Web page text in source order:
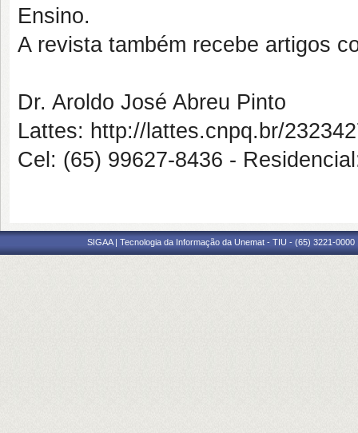
Ensino.
A revista também recebe artigos
Dr. Aroldo José Abreu Pinto
Lattes: http://lattes.cnpq.br/
Cel: (65) 99627-8436 -
SIGAA | Tecnologia da Informação da Unemat - TIU - (65) 3221-